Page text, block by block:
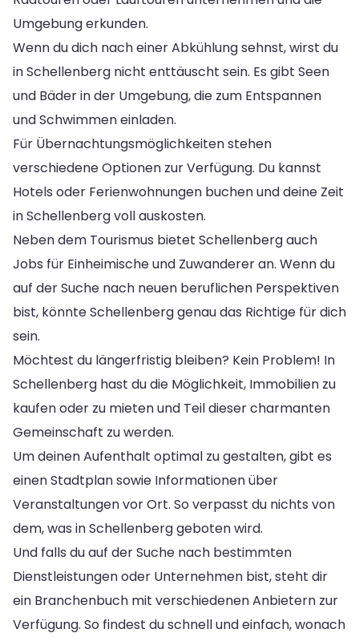
Umgebung erkunden.
Wenn du dich nach einer Abkühlung sehnst, wirst du
in Schellenberg nicht enttäuscht sein. Es gibt Seen
und Bäder in der Umgebung, die zum Entspannen
und Schwimmen einladen.
Für Übernachtungsmöglichkeiten stehen
verschiedene Optionen zur Verfügung. Du kannst
Hotels oder Ferienwohnungen buchen und deine Zeit
in Schellenberg voll auskosten.
Neben dem Tourismus bietet Schellenberg auch
Jobs für Einheimische und Zuwanderer an. Wenn du
auf der Suche nach neuen beruflichen Perspektiven
bist, könnte Schellenberg genau das Richtige für dich
sein.
Möchtest du längerfristig bleiben? Kein Problem! In
Schellenberg hast du die Möglichkeit, Immobilien zu
kaufen oder zu mieten und Teil dieser charmanten
Gemeinschaft zu werden.
Um deinen Aufenthalt optimal zu gestalten, gibt es
einen Stadtplan sowie Informationen über
Veranstaltungen vor Ort. So verpasst du nichts von
dem, was in Schellenberg geboten wird.
Und falls du auf der Suche nach bestimmten
Dienstleistungen oder Unternehmen bist, steht dir
ein Branchenbuch mit verschiedenen Anbietern zur
Verfügung. So findest du schnell und einfach, wonach